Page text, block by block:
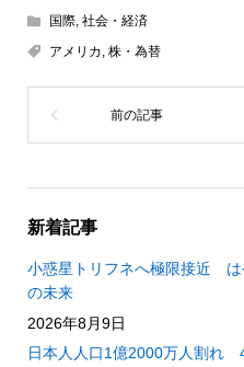
国際, 社会・経済
アメリカ , 株・為替
新着記事
小惑星トリフネへ極限接近 は
の未来
2026年8月9日
日本人人口1億2000万人割れ